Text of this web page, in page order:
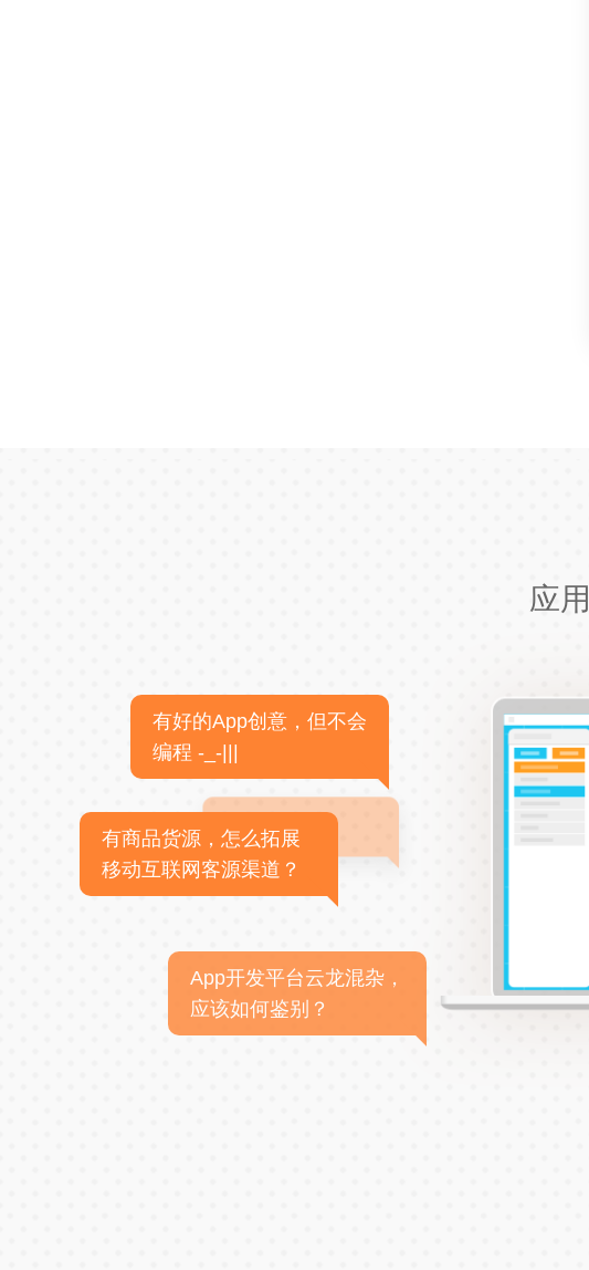
应
有好的App创意，但不会
编程 -_-|||
有商品货源，怎么拓展
移动互联网客源渠道？
App开发平台云龙混杂，
应该如何鉴别？